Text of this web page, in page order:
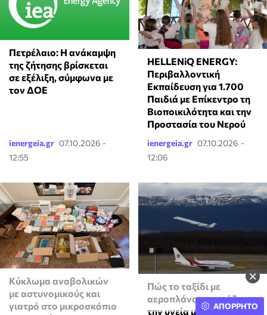
×
Πετρέλαιο: Η ανάκαμψη
της ζήτησης βρίσκεται
σε εξέλιξη, σύμφωνα με
τον ΔΟΕ
ienergeia.gr 07.10.2026 -
12:55
HELLENiQ ENERGY:
Περιβαλλοντική
Εκπαίδευση για 1.700
Παιδιά με Επίκεντρο τη
Βιοποικιλότητα και την
Προστασία του Νερού
ienergeia.gr 07.10.2026 -
12:06
Κύκλωμα αναβολικών
με αστυνομικούς και
γιατρό στο μικροσκόπιο
Πώς το ταξίδι με
αεροπλάνο επηρεάζει
την υγεία μας
ΑΠΟΡΡΗΤΟ